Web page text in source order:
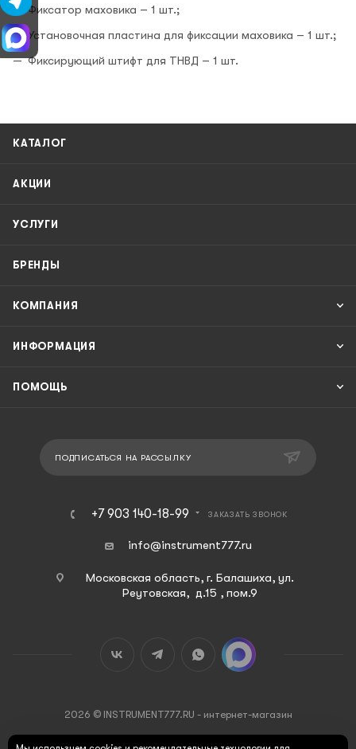
Фиксатор маховика – 1 шт.;
Установочная пластина для фиксации маховика – 1 шт.;
Фиксирующий штифт для ТНВД – 1 шт.
КАТАЛОГ
АКЦИИ
УСЛУГИ
БРЕНДЫ
КОМПАНИЯ
ИНФОРМАЦИЯ
ПОМОЩЬ
ПОДПИСАТЬСЯ НА РАССЫЛКУ
+7 903 140-18-99 ЗАКАЗАТЬ ЗВОНОК
info@instrument777.ru
Московская область, г. Балашиха, ул.
Реутовская, д.15 , пом.9
2026 © INSTRUMENT777.RU - интернет-магазин